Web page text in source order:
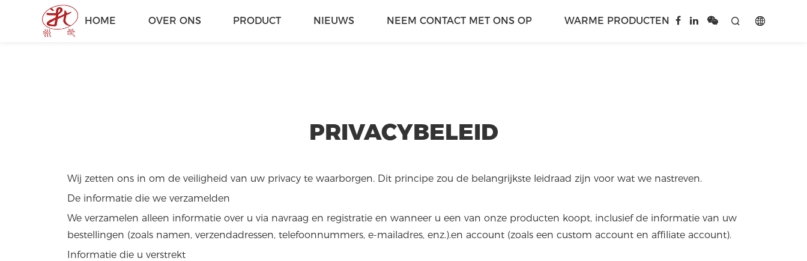
HOME OVER ONS PRODUCT NIEUWS NEEM CONTACT MET ONS OP WARME PRODUCTEN  
PRIVACYBELEID
Wij zetten ons in om de veiligheid van uw privacy te waarborgen. Dit principe zou de belangrijkste leidraad zijn voor wat we nastreven.
De informatie die we verzamelden
We verzamelen alleen informatie over u via navraag en registratie en wanneer u een van onze producten koopt, inclusief de informatie van uw
bestellingen (zoals namen, verzendadressen, telefoonnummers, e-mailadres, enz.).en account (zoals een custom account en affiliate account).
Informatie die u verstrekt